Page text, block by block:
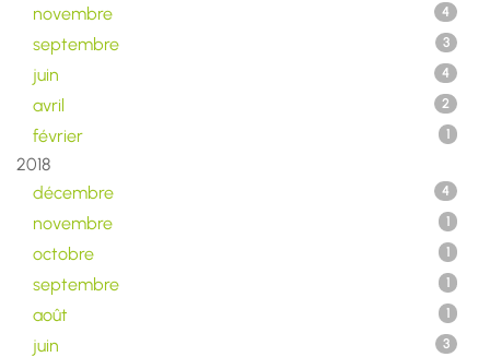
novembre
4
septembre 3
juin 4
avril 2
février 1
2018
décembre
4
novembre 1
octobre 1
septembre 1
août 1
juin 3